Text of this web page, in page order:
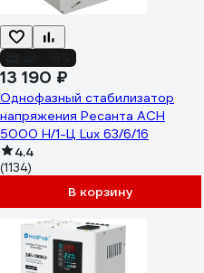
13 190 ₽
Однофазный стабилизатор
напряжения Ресанта АСН
5000 Н/1-Ц Lux 63/6/16
4.4
(1134)
В корзину